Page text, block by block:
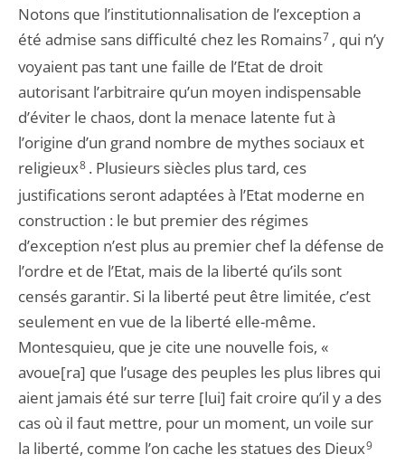
Notons que l’institutionnalisation de l’exception a
été admise sans difficulté chez les Romains7, qui n’y
voyaient pas tant une faille de l’Etat de droit
autorisant l’arbitraire qu’un moyen indispensable
d’éviter le chaos, dont la menace latente fut à
l’origine d’un grand nombre de mythes sociaux et
religieux8. Plusieurs siècles plus tard, ces
justifications seront adaptées à l’Etat moderne en
construction : le but premier des régimes
d’exception n’est plus au premier chef la défense de
l’ordre et de l’Etat, mais de la liberté qu’ils sont
censés garantir. Si la liberté peut être limitée, c’est
seulement en vue de la liberté elle-même.
Montesquieu, que je cite une nouvelle fois, «
avoue[ra] que l’usage des peuples les plus libres qui
aient jamais été sur terre [lui] fait croire qu’il y a des
cas où il faut mettre, pour un moment, un voile sur
la liberté, comme l’on cache les statues des Dieux9